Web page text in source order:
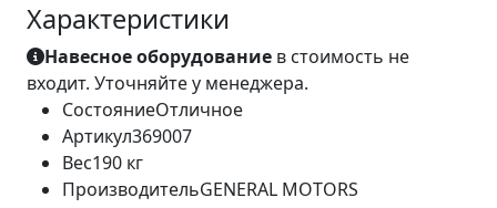
Характеристики
Навесное оборудование в стоимость не
входит. Уточняйте у менеджера.
СостояниеОтличное
Артикул369007
Вес190 кг
ПроизводительGENERAL MOTORS